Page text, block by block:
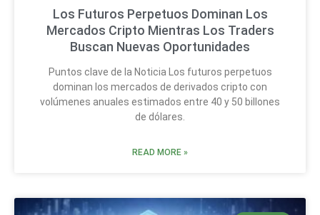
Los Futuros Perpetuos Dominan Los
Mercados Cripto Mientras Los Traders
Buscan Nuevas Oportunidades
Puntos clave de la Noticia Los futuros perpetuos
dominan los mercados de derivados cripto con
volúmenes anuales estimados entre 40 y 50 billones
de dólares.
READ MORE »